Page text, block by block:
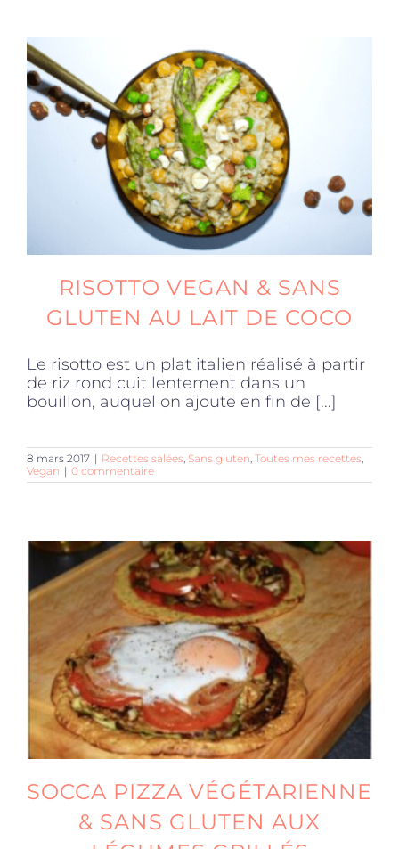
RISOTTO VEGAN & SANS
GLUTEN AU LAIT DE COCO
Le risotto est un plat italien réalisé à partir
de riz rond cuit lentement dans un
bouillon, auquel on ajoute en fin de [...]
8 mars 2017 | Recettes salées Sans gluten Toutes mes recettes
Vegan | 0 commentaire
SOCCA PIZZA VÉGÉTARIENNE
& SANS GLUTEN AUX